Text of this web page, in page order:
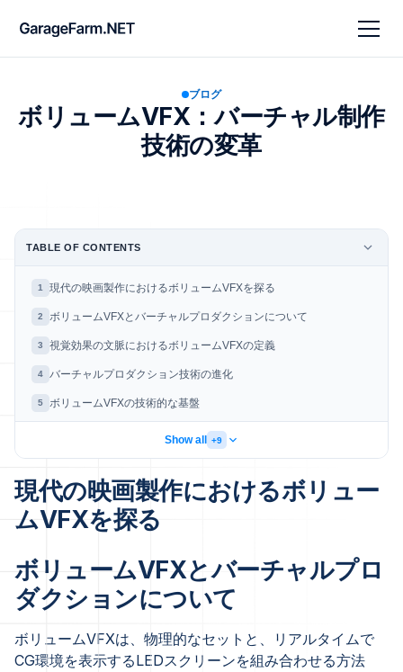
ブログ
ボリュームVFX：バーチャル制作
技術の変革
現代の映画製作におけるボリュー
ムVFXを探る
ボリュームVFXとバーチャルプロ
ダクションについて
ボリュームVFXは、物理的なセットと、リアルタイムで
CG環境を表示するLEDスクリーンを組み合わせる方法
TABLE OF CONTENTS
1 現代の映画製作におけるボリュームVFXを探る
2 ボリュームVFXとバーチャルプロダクションについて
3 視覚効果の文脈におけるボリュームVFXの定義
4 バーチャルプロダクション技術の進化
5 ボリュームVFXの技術的な基盤
Show all +9